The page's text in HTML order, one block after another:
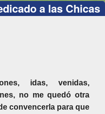
a las Chicas
idas, venidas,
no me quedó otra
convencerla para que